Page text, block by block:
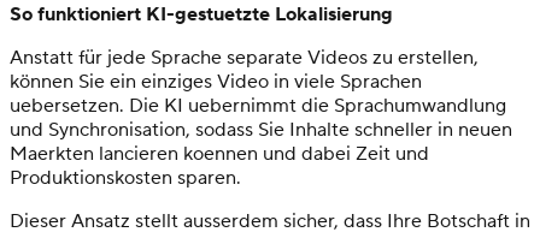
So funktioniert KI-gestuetzte Lokalisierung
Anstatt für jede Sprache separate Videos zu erstellen,
können Sie ein einziges Video in viele Sprachen
uebersetzen. Die KI uebernimmt die Sprachumwandlung
und Synchronisation, sodass Sie Inhalte schneller in neuen
Maerkten lancieren koennen und dabei Zeit und
Produktionskosten sparen.
Dieser Ansatz stellt ausserdem sicher, dass Ihre Botschaft in